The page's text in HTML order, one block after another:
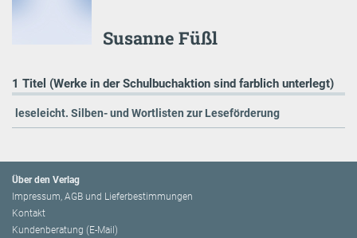
Susanne Füßl
1 Titel (Werke in der Schulbuchaktion sind farblich unterlegt)
leseleicht. Silben- und Wortlisten zur Leseförderung
Über den Verlag
Impressum, AGB und Lieferbestimmungen
Kontakt
Kundenberatung (E-Mail)